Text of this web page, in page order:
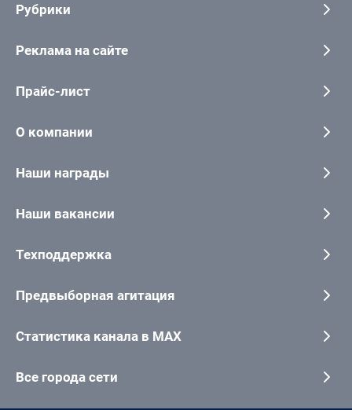
Рубрики
Реклама на сайте
Прайс-лист
О компании
Наши награды
Наши вакансии
Техподдержка
Предвыборная агитация
Статистика канала в MAX
Все города сети